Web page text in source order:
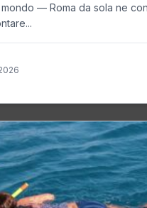
— Roma da sola ne